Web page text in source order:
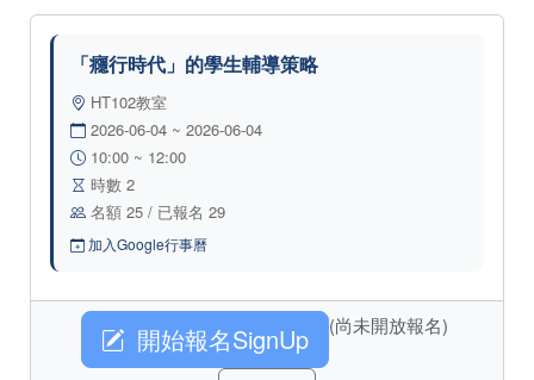
「癮行時代」的學生輔導策略
HT102教室
2026-06-04 ~ 2026-06-04
10:00 ~ 12:00
時數 2
名額 25 / 已報名 29
加入Google行事曆
開始報名SignUp (尚未開放報名)